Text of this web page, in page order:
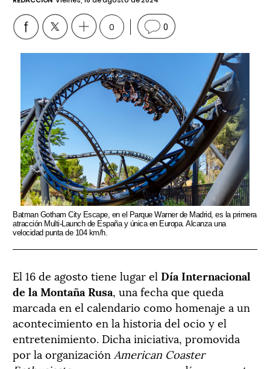
0 0
Batman Gotham City Escape, en el Parque Warner de Madrid, es la primera
atracción Multi-Launch de España y única en Europa. Alcanza una
velocidad punta de 104 km/h.
El 16 de agosto tiene lugar el Día Internacional
de la Montaña Rusa, una fecha que queda
marcada en el calendario como homenaje a un
acontecimiento en la historia del ocio y el
entretenimiento. Dicha iniciativa, promovida
por la organización American Coaster